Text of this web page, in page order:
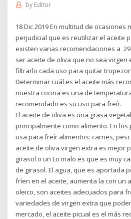
by Editor
18 Dic 2019 En multitud de ocasiones
perjudicial que es reutilizar el aceite
existen varias recomendaciones a 29
ser aceite de oliva que no sea virgen
filtrarlo cada uso para quitar
Determinar cuál es el aceite más
nuestra cocina es una de
recomendado es su uso para freír.
El aceite de oliva es una grasa
principalmente como alimento. En
usa para freír alimentos: carnes,
aceite de oliva virgen extra es mejor
girasol o un Lo malo es que es muy
de girasol. El agua, que es aportada
fríen en el aceite, aumenta la con un
oleico, son aceites adecuados para
variedades de virgen extra que
mercado, el aceite picual es el más